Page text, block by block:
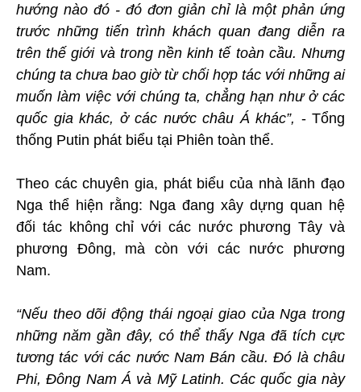
hướng nào đó - đó đơn giản chỉ là một phản ứng
trước những tiến trình khách quan đang diễn ra
trên thế giới và trong nền kinh tế toàn cầu. Nhưng
chúng ta chưa bao giờ từ chối hợp tác với những ai
muốn làm việc với chúng ta, chẳng hạn như ở các
quốc gia khác, ở các nước châu Á khác”, - Tổng
thống Putin phát biểu tại Phiên toàn thể.
Theo các chuyên gia, phát biểu của nhà lãnh đạo
Nga thể hiện rằng: Nga đang xây dựng quan hệ
đối tác không chỉ với các nước phương Tây và
phương Đông, mà còn với các nước phương
Nam.
“Nếu theo dõi động thái ngoại giao của Nga trong
những năm gần đây, có thể thấy Nga đã tích cực
tương tác với các nước Nam Bán cầu. Đó là châu
Phi, Đông Nam Á và Mỹ Latinh. Các quốc gia này